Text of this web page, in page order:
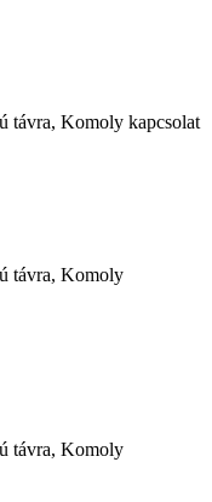
távra, Komoly kapcsolat
távra, Komoly
távra, Komoly